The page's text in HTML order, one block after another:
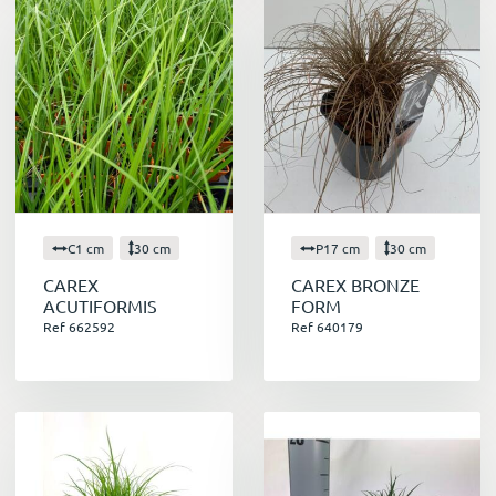
de couleur au fil des saisons, offrant un
spectacle visuel toujours renouvelé.
Printemps :La fraîcheur des nouvelles
pousses annonce le renouveau de la nature.
Été :Les inflorescences s'épanouissent,
apportant une touche de légèreté et de
mouvement aux massifs.
Automne :Les feuillages se colorent de tons
dans le jardin.
Hiver :
Les silhouettes sèches des
graminées structurent les paysages
enneigés.
qui ont tout pour plaire. Elles sont belles,
robustes, faciles d'entretien et contribuent à la
biodiversité. N'hésitez pas à les adopter pour
C1 cm 30 cm
CAREX
ACUTIFORMIS
Ref 662592
P17 cm 30 cm
CAREX BRONZE
FORM
Ref 640179